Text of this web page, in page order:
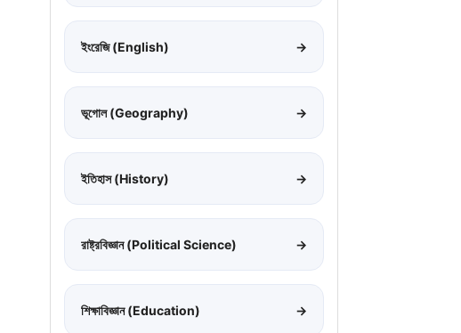
ইংরেজি (English) →
ভূগোল (Geography) →
ইতিহাস (History) →
রাষ্ট্রবিজ্ঞান (Political Science) →
শিক্ষাবিজ্ঞান (Education) →